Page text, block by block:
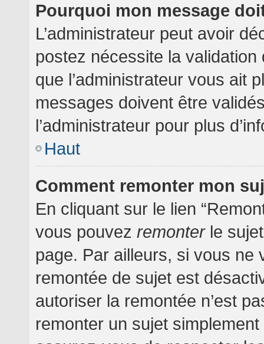
Pourquoi mon message
L’administrateur peut avoir
postez nécessite la
que l’administrateur vous ait
messages doivent être
l’administrateur pour plus
Haut
Comment remonter mon
En cliquant sur le lien
vous pouvez remonterle
page. Par ailleurs, si vous ne
remontée de sujet est
autoriser la remontée n’est
remonter un sujet